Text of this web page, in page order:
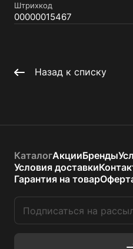
Штрихкод
00000015467
Назад к списку
КаталогАкцииБренды
Условия доставки
Гарантия на товар